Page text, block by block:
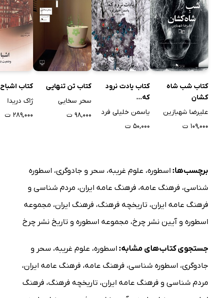
کتاب شب شاه
کشان
علیرضا شهبازین
۱۰۹,۰۰۰ ت
کتاب یادت نرود
که...
یاسمن خلیلی فرد
۵۰,۰۰۰ ت
کتاب تن تنهایی
سحر سخایی
۹۸,۰۰۰ ت
کتاب
ژاک دریدا
۲۸۹,۰۰۰ ت
برچسب‌ها: اسطوره، علوم غریبه، سحر و جادوگری، اسطوره
شناسی، فرهنگ عامه، فرهنگ عامه ایران، مردم شناسی و
فرهنگ عامه ایران، تاریخچه فرهنگ، فرهنگ ایران، مجموعه
اسطوره و آیین نشر چرخ، مجموعه اسطوره و تاریخ نشر چرخ
جستجوی کتاب‌های مشابه: اسطوره، علوم غریبه، سحر و
جادوگری، اسطوره شناسی، فرهنگ عامه، فرهنگ عامه ایران،
مردم شناسی و فرهنگ عامه ایران، تاریخچه فرهنگ، فرهنگ